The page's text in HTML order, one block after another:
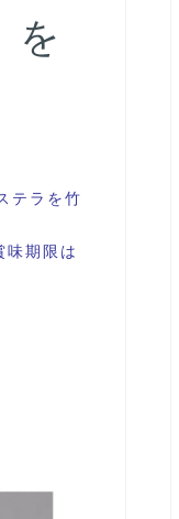
を
テラを竹
味期限は